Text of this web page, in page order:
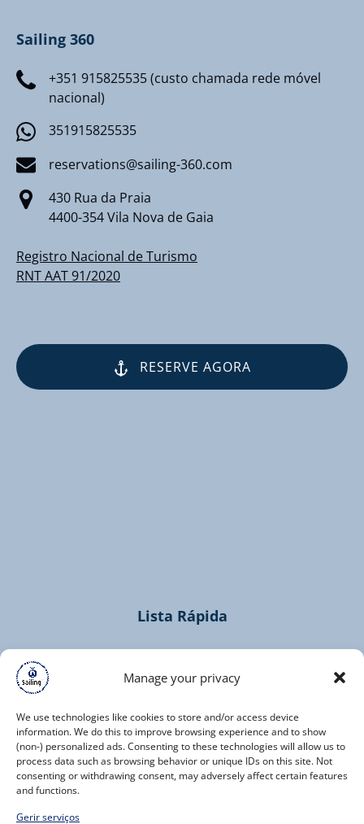
Manage your privacy
We use technologies like cookies to store and/or access device
information. We do this to improve browsing experience and to show
(non-) personalized ads. Consenting to these technologies will allow us to
process data such as browsing behavior or unique IDs on this site. Not
consenting or withdrawing consent, may adversely affect certain features
and functions.
Gerir serviços
Sailing 360
+351 915825535 (custo chamada rede móvel
nacional)
351915825535
reservations@sailing-360.com
430 Rua da Praia
4400-354 Vila Nova de Gaia
Registro Nacional de Turismo
RNT AAT 91/2020
RESERVE AGORA
Lista Rápida
Home
Cruzeiros